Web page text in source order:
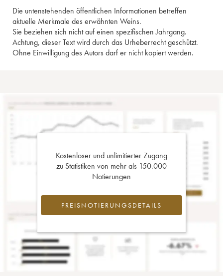
Die untenstehenden öffentlichen Informationen betreffen
aktuelle Merkmale des erwähnten Weins.
Sie beziehen sich nicht auf einen spezifischen Jahrgang.
Achtung, dieser Text wird durch das Urheberrecht geschützt.
Ohne Einwilligung des Autors darf er nicht kopiert werden.
Kostenloser und unlimitierter Zugang
zu Statistiken von mehr als 150.000
Notierungen
PREISNOTIERUNGSDETAILS